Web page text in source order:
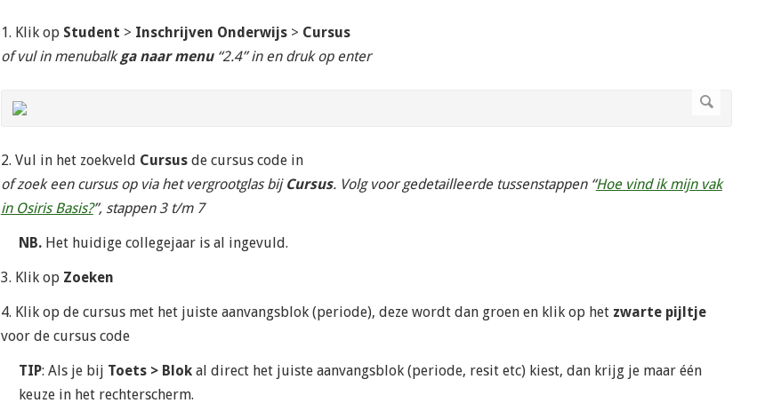
1. Klik op Student > Inschrijven Onderwijs> Cursus
of vul in menubalkga naar menu“2.4” in en druk op enter
2. Vul in het zoekveld Cursusde cursus code in
of zoek een cursus op via het vergrootglas bij Cursus. Volg voor gedetailleerde tussenstappen “Hoe vind ik mijn vak
in Osiris Basis?”, stappen 3 t/m 7
NB.Het huidige collegejaar is al ingevuld.
3. Klik op Zoeken
4. Klik op de cursus met het juiste aanvangsblok (periode), deze wordt dan groen en klik op het zwarte pijltje
voor de cursus code
TIP: Als je bij Toets > Blokal direct het juiste aanvangsblok (periode, resit etc) kiest, dan krijg je maar één
keuze in het rechterscherm.